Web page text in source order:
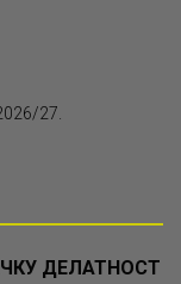
27.
ДЕЛАТНОСТ